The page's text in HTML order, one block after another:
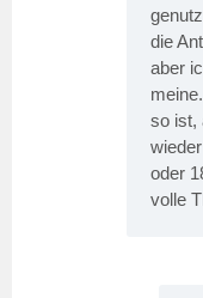
die
aber
so ist,
oder
volle